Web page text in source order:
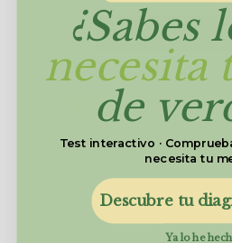
AÑADIR AL
-15%
¿Sabes
necesita
de
Test interactivo ·
necesita tu
Descubre tu
Ya lo he